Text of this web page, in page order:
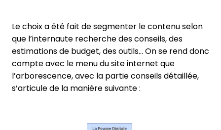
Le choix a été fait de segmenter le contenu selon
que l’internaute recherche des conseils, des
estimations de budget, des outils… On se rend donc
compte avec le menu du site internet que
l’arborescence, avec la partie conseils détaillée,
s’articule de la manière suivante :